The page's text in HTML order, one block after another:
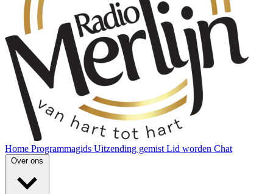
Home Programmagids Uitzending gemist Lid worden Chat
Over ons